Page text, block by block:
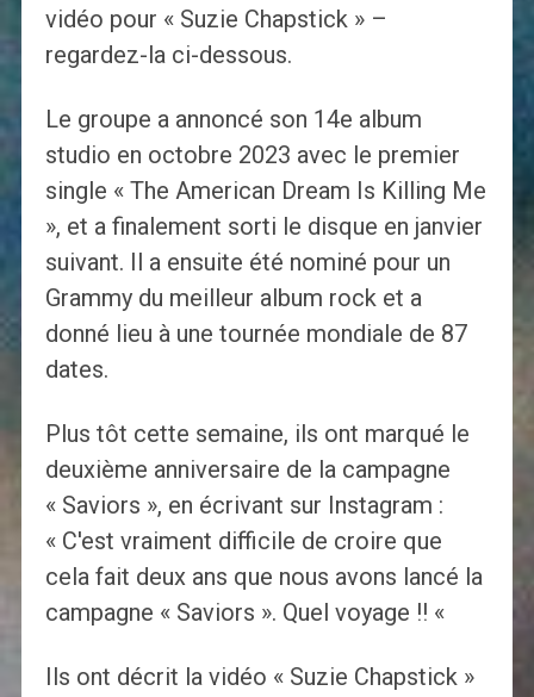
vidéo pour « Suzie Chapstick » –
regardez-la ci-dessous.
Le groupe a annoncé son 14e album
studio en octobre 2023 avec le premier
single « The American Dream Is Killing Me
», et a finalement sorti le disque en janvier
suivant. Il a ensuite été nominé pour un
Grammy du meilleur album rock et a
donné lieu à une tournée mondiale de 87
dates.
Plus tôt cette semaine, ils ont marqué le
deuxième anniversaire de la campagne
« Saviors », en écrivant sur Instagram :
« C'est vraiment difficile de croire que
cela fait deux ans que nous avons lancé la
campagne « Saviors ». Quel voyage !! «
Ils ont décrit la vidéo « Suzie Chapstick »